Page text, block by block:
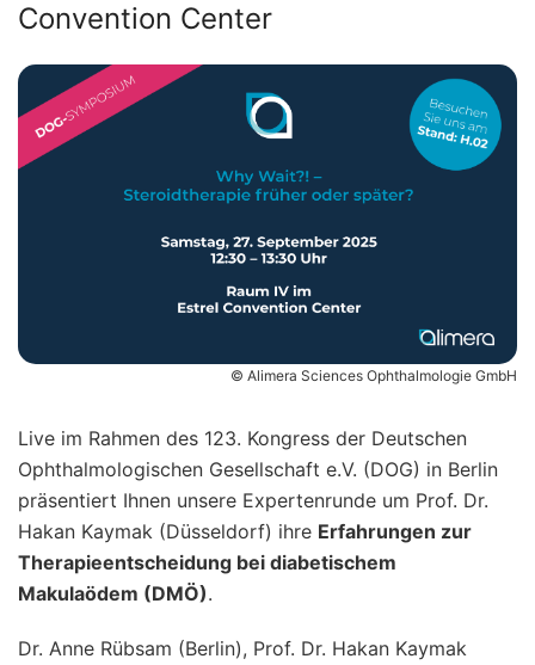
Convention Center
© Alimera Sciences Ophthalmologie GmbH
Live im Rahmen des 123. Kongress der Deutschen
Ophthalmologischen Gesellschaft e.V. (DOG) in Berlin
präsentiert Ihnen unsere Expertenrunde um Prof. Dr.
Hakan Kaymak (Düsseldorf) ihre Erfahrungen zur
Therapieentscheidung bei diabetischem
Makulaödem (DMÖ).
Dr. Anne Rübsam (Berlin), Prof. Dr. Hakan Kaymak